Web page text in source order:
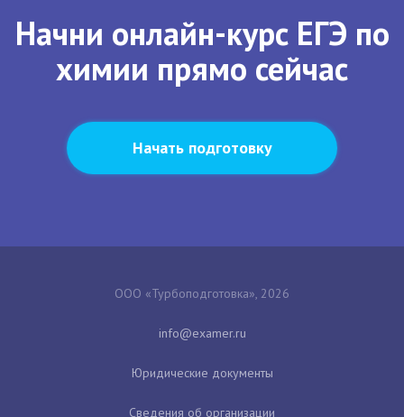
Начни онлайн-курс ЕГЭ по
химии прямо сейчас
Начать подготовку
ООО «Турбоподготовка», 2026
Юридические документы
Сведения об организации